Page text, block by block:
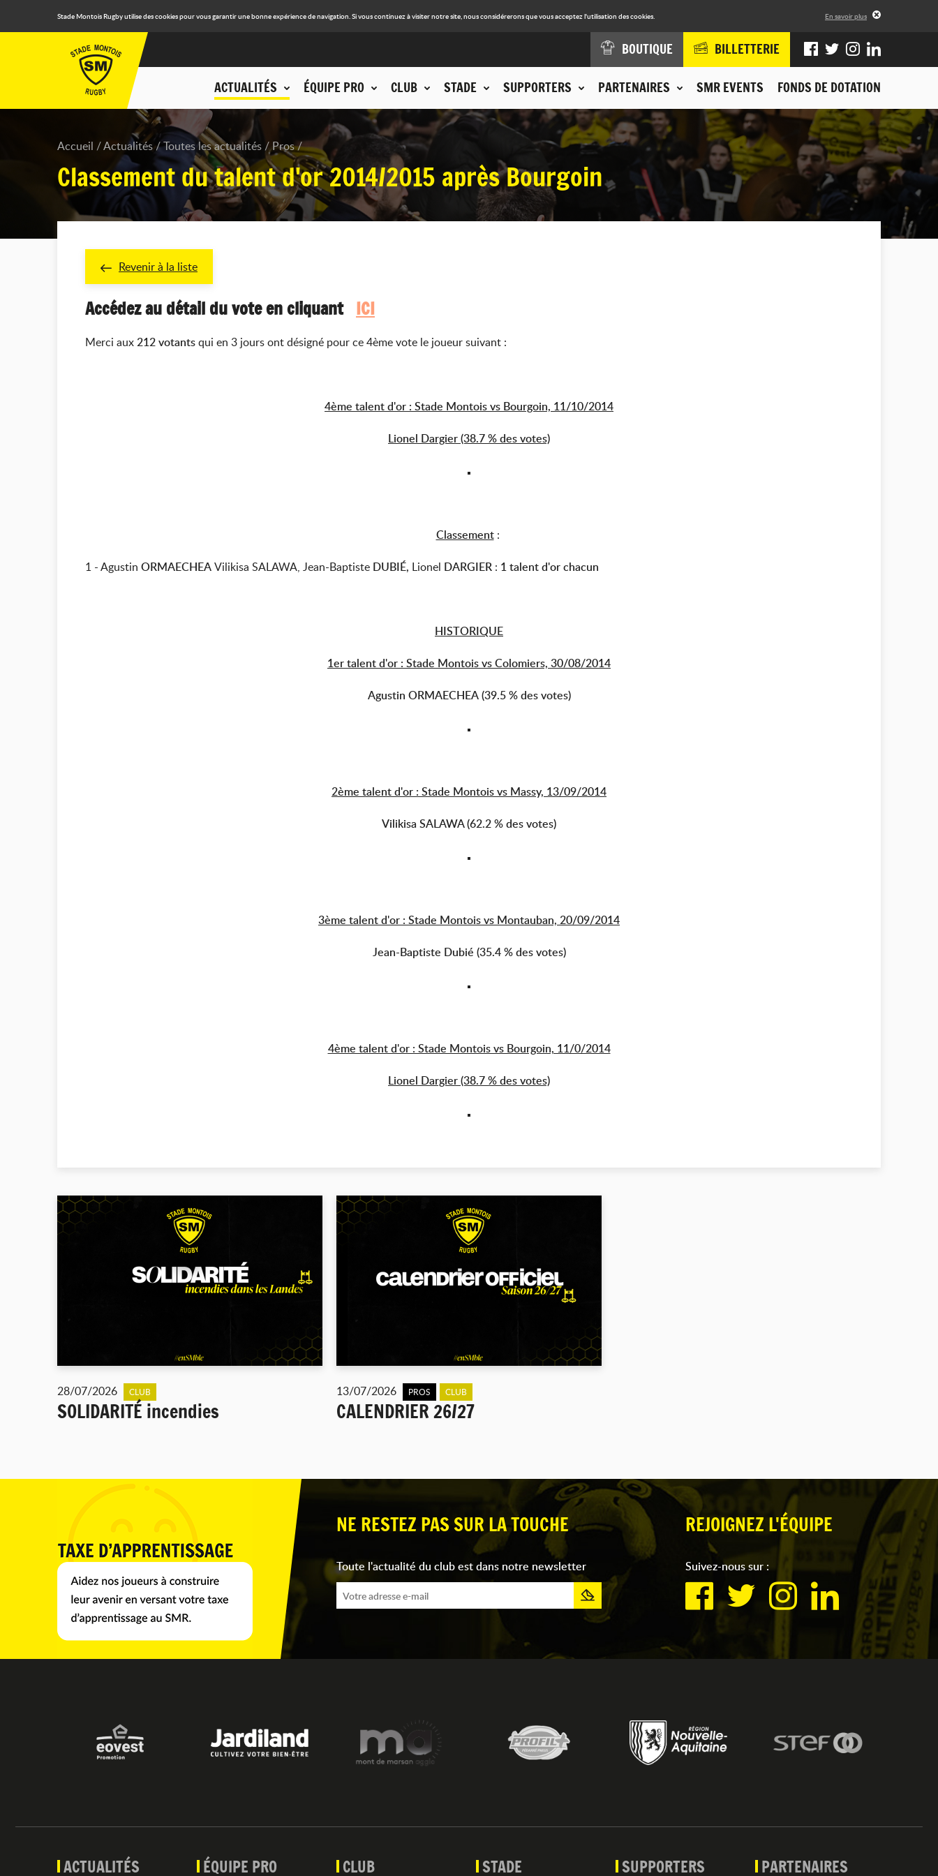
Stade Montois Rugby utilise des cookies pour vous garantir une bonne expérience de navigation. Si vous continuez à visiter notre site, nous considérerons que vous acceptez l'utilisation des cookies. En savoir plus
ACTUALITÉS ÉQUIPE PRO CLUB STADE SUPPORTERS PARTENAIRES SMR EVENTS FONDS DE DOTATION
BOUTIQUE BILLETTERIE
Accueil Actualités Toutes les actualités Pros
Classement du talent d'or 2014/2015 après Bourgoin
Revenir à la liste
Accédez au détail du vote en cliquant ICI
Merci aux212 votantsqui en 3 jours ont désigné pour ce 4ème vote le joueur suivant :
4ème talent d'or : Stade Montois vs Bourgoin, 11/10/2014
Lionel Dargier (38.7 % des votes)
Classement:
1 - Agustin ORMAECHEAVilikisa SALAWA, Jean-Baptiste DUBIÉ, Lionel DARGIER : 1 talent d'or chacun
HISTORIQUE
1er talent d'or : Stade Montois vs Colomiers, 30/08/2014
Agustin ORMAECHEA (39.5 % des votes)
2ème talent d'or : Stade Montois vs Massy, 13/09/2014
Vilikisa SALAWA (62.2 % des votes)
3ème talent d'or : Stade Montois vs Montauban, 20/09/2014
Jean-Baptiste Dubié (35.4 % des votes)
4ème talent d'or : Stade Montois vs Bourgoin, 11/0/2014
Lionel Dargier (38.7 % des votes)
28/07/2026 CLUB
SOLIDARITÉ incendies
13/07/2026 PROS CLUB
CALENDRIER 26/27
NE RESTEZ PAS SUR LA TOUCHE
Toute l'actualité du club est dans notre newsletter
REJOIGNEZ L'ÉQUIPE
Suivez-nous sur :
ACTUALITÉS ÉQUIPE PRO CLUB STADE SUPPORTERS PARTENAIRES